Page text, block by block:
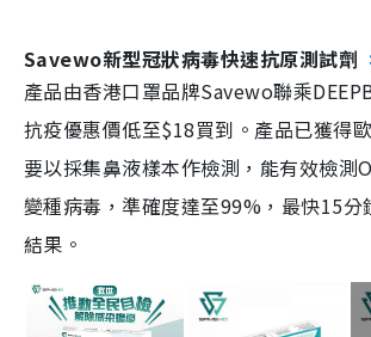
Savewo新型冠狀病毒快速抗原測試劑
產品由香港口罩品牌Savewo聯乘
抗疫優惠價低至$18買到。產品已獲得
要以採集鼻液樣本作檢測，能有效檢
變種病毒，準確度達至99%，最快15分
結果。